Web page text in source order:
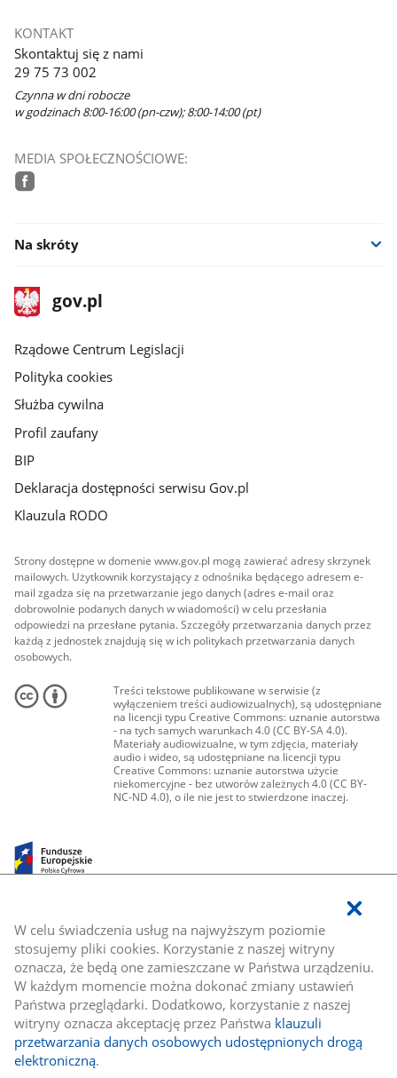
W celu świadczenia usług na najwyższym poziomie
stosujemy pliki cookies. Korzystanie z naszej witryny
oznacza, że będą one zamieszczane w Państwa urządzeniu.
W każdym momencie można dokonać zmiany ustawień
Państwa przeglądarki. Dodatkowo, korzystanie z naszej
witryny oznacza akceptację przez Państwa klauzuli
przetwarzania danych osobowych udostępnionych drogą
elektroniczną.
KONTAKT
Skontaktuj się z nami
29 75 73 002
Czynna w dni robocze
w godzinach 8:00-16:00 (pn-czw); 8:00-14:00 (pt)
MEDIA SPOŁECZNOŚCIOWE:
Na skróty
stopka
gov.plStrona
gov.pl
Rządowe Centrum Legislacji
Polityka cookies
Służba cywilna
Profil zaufany
BIP
Deklaracja dostępności serwisu Gov.pl
Klauzula RODO
Strony dostępne w domenie www.gov.pl mogą zawierać adresy skrzynek
mailowych. Użytkownik korzystający z odnośnika będącego adresem e-
mail zgadza się na przetwarzanie jego danych (adres e-mail oraz
dobrowolnie podanych danych w wiadomości) w celu przesłania
odpowiedzi na przesłane pytania. Szczegóły przetwarzania danych przez
każdą z jednostek znajdują się w ich politykach przetwarzania danych
osobowych.
Treści tekstowe publikowane w serwisie (z
wyłączeniem treści audiowizualnych), są udostępniane
na licencji typu Creative Commons: uznanie autorstwa
- na tych samych warunkach 4.0 (CC BY-SA 4.0).
Materiały audiowizualne, w tym zdjęcia, materiały
audio i wideo, są udostępniane na licencji typu
Creative Commons: uznanie autorstwa użycie
niekomercyjne - bez utworów zależnych 4.0 (CC BY-
NC-ND 4.0), o ile nie jest to stwierdzone inaczej.